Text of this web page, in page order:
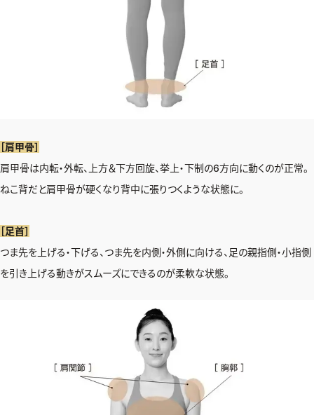
［肩甲骨］
肩甲骨は内転・外転、上方＆下方回旋、挙上・下制の6方向に動くのが正常。
ねこ背だと肩甲骨が硬くなり背中に張りつくような状態に。
［足首］
つま先を上げる・下げる、つま先を内側・外側に向ける、足の親指側・小指側
を引き上げる動きがスムーズにできるのが柔軟な状態。